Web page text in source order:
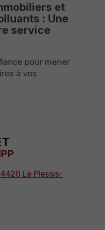
Le Plessis-
et
: Une
service
pour mener
à vos